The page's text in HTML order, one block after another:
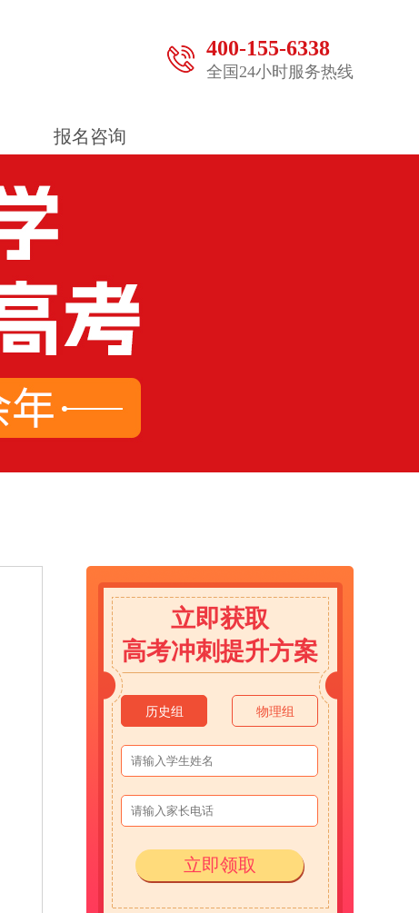
400-155-6338
全国24小时服务热线
报名咨询
立即获取
高考冲刺提升方案
历史组 物理组
立即领取